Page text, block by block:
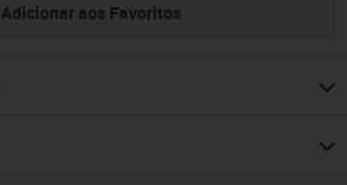
Adicionar aos Favoritos